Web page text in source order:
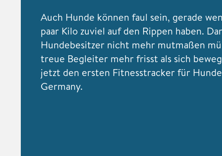
Auch Hunde können faul sein, gerade
paar Kilo zuviel auf den Rippen haben.
Hundebesitzer nicht mehr mutmaßen
treue Begleiter mehr frisst als sich
jetzt den ersten Fitnesstracker für
Germany.